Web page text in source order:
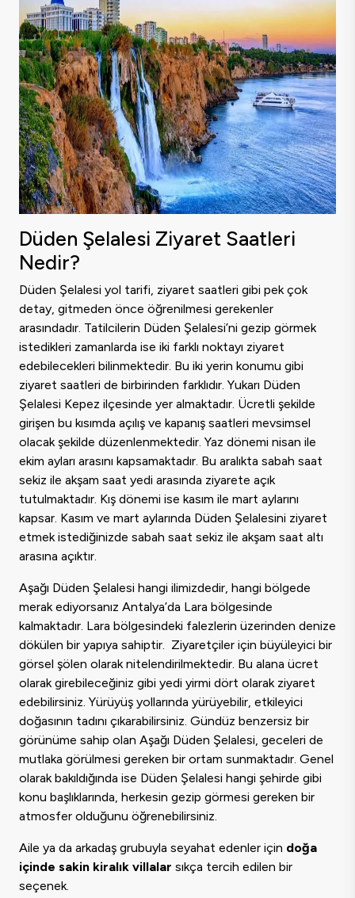
Düden Şelalesi Ziyaret Saatleri
Nedir?
Düden Şelalesi yol tarifi, ziyaret saatleri gibi pek çok
detay, gitmeden önce öğrenilmesi gerekenler
arasındadır. Tatilcilerin Düden Şelalesi’ni gezip görmek
istedikleri zamanlarda ise iki farklı noktayı ziyaret
edebilecekleri bilinmektedir. Bu iki yerin konumu gibi
ziyaret saatleri de birbirinden farklıdır. Yukarı Düden
Şelalesi Kepez ilçesinde yer almaktadır. Ücretli şekilde
girişen bu kısımda açılış ve kapanış saatleri mevsimsel
olacak şekilde düzenlenmektedir. Yaz dönemi nisan ile
ekim ayları arasını kapsamaktadır. Bu aralıkta sabah saat
sekiz ile akşam saat yedi arasında ziyarete açık
tutulmaktadır. Kış dönemi ise kasım ile mart aylarını
kapsar. Kasım ve mart aylarında Düden Şelalesini ziyaret
etmek istediğinizde sabah saat sekiz ile akşam saat altı
arasına açıktır.
Aşağı Düden Şelalesi hangi ilimizdedir, hangi bölgede
merak ediyorsanız Antalya’da Lara bölgesinde
kalmaktadır. Lara bölgesindeki falezlerin üzerinden denize
dökülen bir yapıya sahiptir. Ziyaretçiler için büyüleyici bir
görsel şölen olarak nitelendirilmektedir. Bu alana ücret
olarak girebileceğiniz gibi yedi yirmi dört olarak ziyaret
edebilirsiniz. Yürüyüş yollarında yürüyebilir, etkileyici
doğasının tadını çıkarabilirsiniz. Gündüz benzersiz bir
görünüme sahip olan Aşağı Düden Şelalesi, geceleri de
mutlaka görülmesi gereken bir ortam sunmaktadır. Genel
olarak bakıldığında ise Düden Şelalesi hangi şehirde gibi
konu başlıklarında, herkesin gezip görmesi gereken bir
atmosfer olduğunu öğrenebilirsiniz.
Aile ya da arkadaş grubuyla seyahat edenler için doğa
içinde sakin kiralık villalar sıkça tercih edilen bir
seçenek.